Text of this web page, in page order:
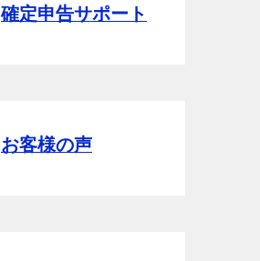
確定申告サポート
お客様の声